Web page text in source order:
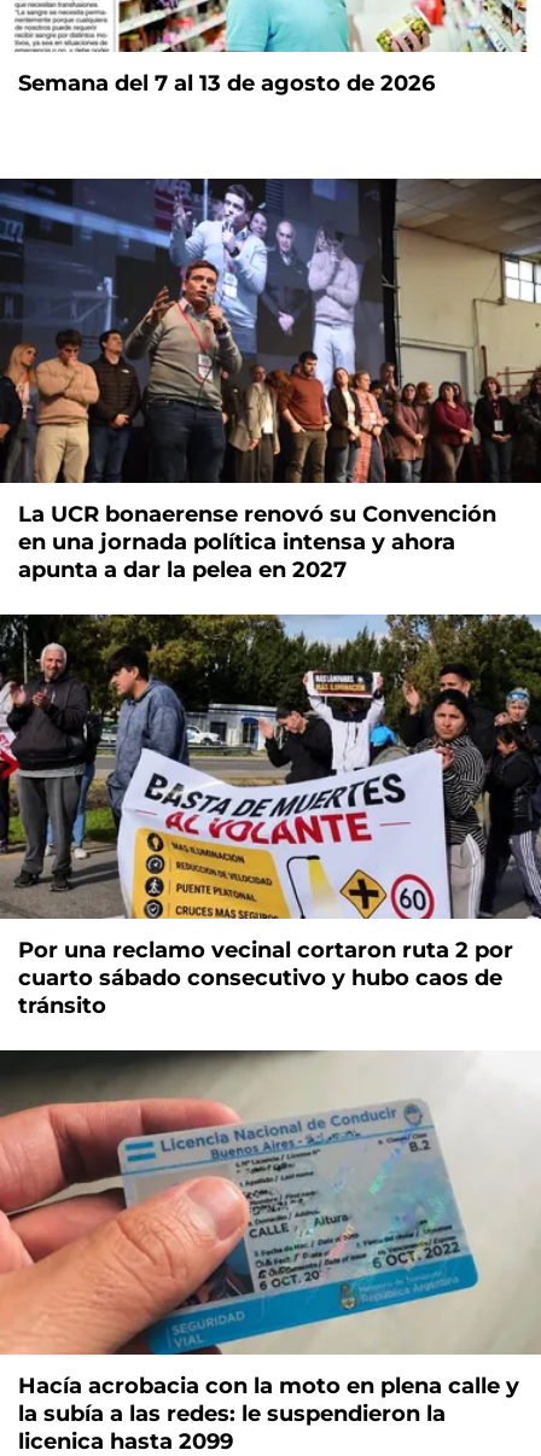
Semana del 7 al 13 de agosto de 2026
La UCR bonaerense renovó su Convención
en una jornada política intensa y ahora
apunta a dar la pelea en 2027
Por una reclamo vecinal cortaron ruta 2 por
cuarto sábado consecutivo y hubo caos de
tránsito
Hacía acrobacia con la moto en plena calle y
la subía a las redes: le suspendieron la
licenica hasta 2099